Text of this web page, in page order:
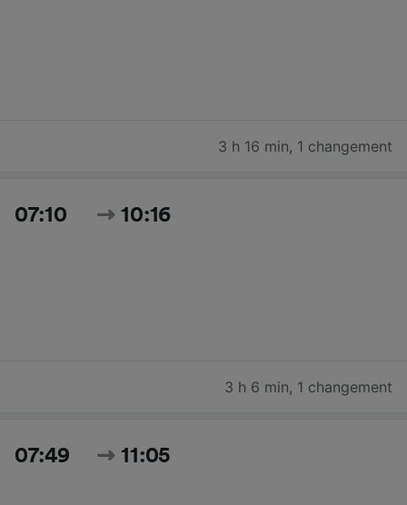
3 h 16 min, 1 changement
07:10 10:16
3 h 6 min, 1 changement
07:49 11:05